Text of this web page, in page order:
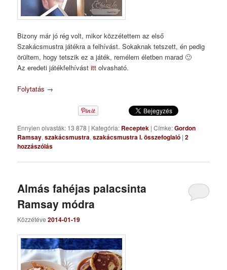
Bizony már jó rég volt, mikor közzétettem az első
Szakácsmustra játékra a felhívást. Sokaknak tetszett, én pedig
örültem, hogy tetszik ez a játék, remélem életben marad 🙂
Az eredeti játékfelhívástitt olvasható.
Folytatás →
Ennyien olvasták: 13 878 | Kategória: Receptek |Címke:Gordon
Ramsay,szakácsmustra,szakácsmustra I. összefoglaló |2
hozzászólás
Almás fahéjas palacsinta
Ramsay módra
Közzétéve2014-01-19